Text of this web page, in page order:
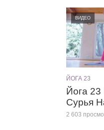
ВИДЕО
ЙОГА 23
Йога 23
Сурья
2 603